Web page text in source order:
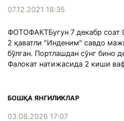
07.12.2021 18:35
ФОТОФАКТБугун 7 декабр соат
2 қаватли "Инденим" савдо
бўлган. Портлашдан сўнг бино
Фалокат натижасида 2 киши
БОШҚА ЯНГИЛИКЛАР
03.08.2026 17:07